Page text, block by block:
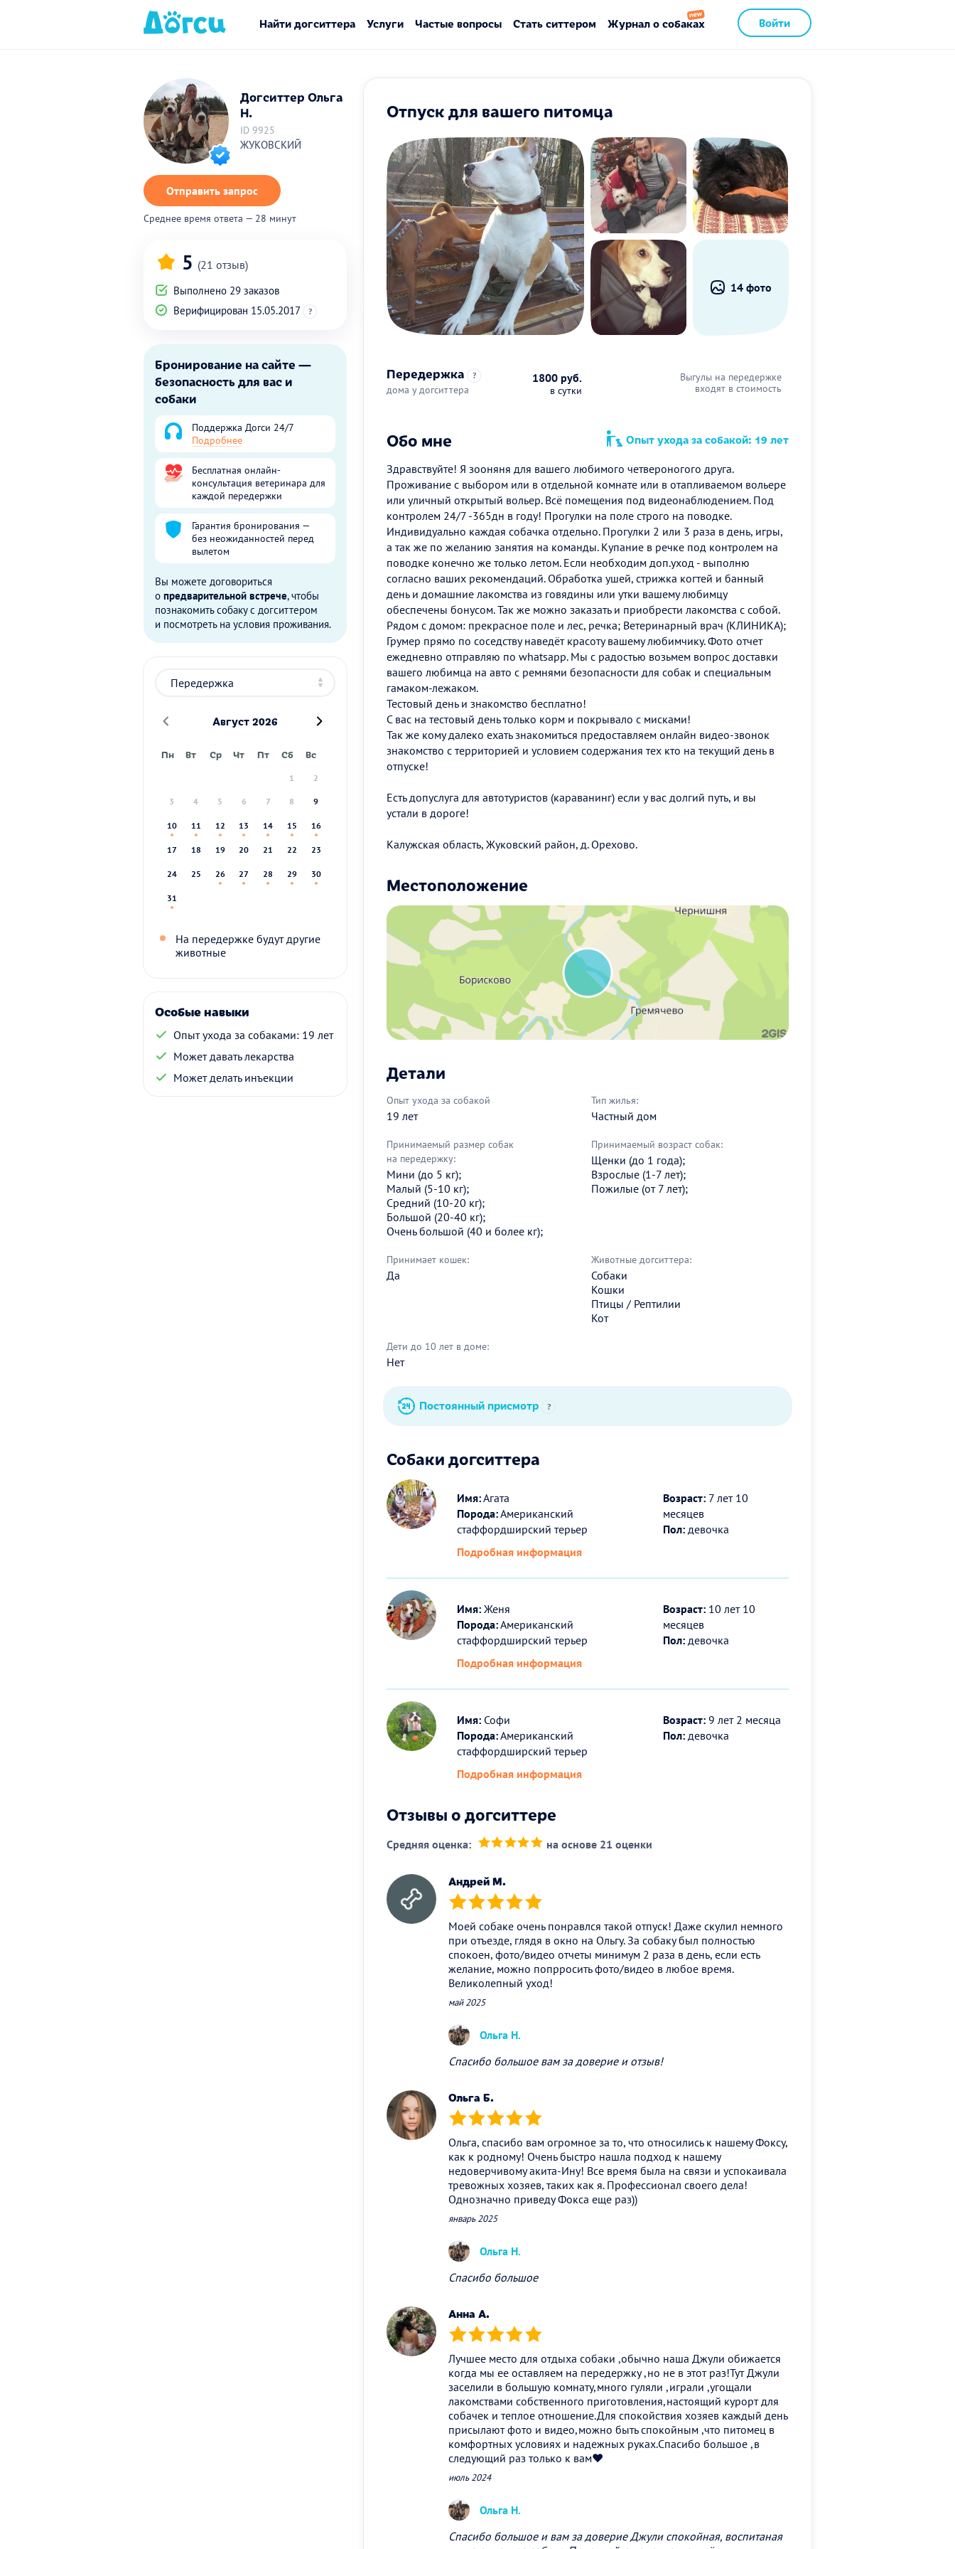
Войти
Найти догситтера Услуги Частые вопросы Стать ситтером Журнал о собаках
Догситтер Ольга
Н.
ID 9925
ЖУКОВСКИЙ
Отправить запрос
Среднее время ответа — 28 минут
5 (21 отзыв)
Выполнено 29 заказов
Верифицирован 15.05.2017
?
Бронирование на сайте —
безопасность для вас и
собаки
Поддержка Догси 24/7
Подробнее
Бесплатная онлайн-
консультация ветеринара для
каждой передержки
Гарантия бронирования —
без неожиданностей перед
вылетом
Вы можете договориться
о предварительной встрече, чтобы
познакомить собаку с догситтером
и посмотреть на условия проживания.
Август 2026
Пн Вт Ср Чт Пт Сб Вс
1 2
3 4 5 6 7 8 9
10 11 12 13 14 15 16
17 18 19 20 21 22 23
24 25 26 27 28 29 30
31
На передержке будут другие
животные
Особые навыки
Опыт ухода за собаками: 19 лет
Может давать лекарства
Может делать инъекции
Отпуск для вашего питомца
14 фото
Передержка ?
дома у догситтера
1800 руб.
в сутки
Выгулы на передержке
входят в стоимость
Обо мне Опыт ухода за собакой: 19 лет
Здравствуйте! Я зооняня для вашего любимого четвероногого друга.
Проживание с выбором или в отдельной комнате или в отапливаемом вольере
или уличный открытый вольер. Всё помещения под видеонаблюдением. Под
контролем 24/7 -365дн в году! Прогулки на поле строго на поводке.
Индивидуально каждая собачка отдельно. Прогулки 2 или 3 раза в день, игры,
а так же по желанию занятия на команды. Купание в речке под контролем на
поводке конечно же только летом. Если необходим доп.уход - выполню
согласно ваших рекомендаций. Обработка ушей, стрижка когтей и банный
день и домашние лакомства из говядины или утки вашему любимцу
обеспечены бонусом. Так же можно заказать и приобрести лакомства с собой.
Рядом с домом: прекрасное поле и лес, речка; Ветеринарный врач (КЛИНИКА);
Грумер прямо по соседству наведёт красоту вашему любимчику. Фото отчет
ежедневно отправляю по whatsapp. Мы с радостью возьмем вопрос доставки
вашего любимца на авто с ремнями безопасности для собак и специальным
гамаком-лежаком.
Тестовый день и знакомство бесплатно!
С вас на тестовый день только корм и покрывало с мисками!
Так же кому далеко ехать знакомиться предоставляем онлайн видео-звонок
знакомство с территорией и условием содержания тех кто на текущий день в
отпуске!
Есть допуслуга для автотуристов (караванинг) если у вас долгий путь, и вы
устали в дороге!
Калужская область, Жуковский район, д. Орехово.
Местоположение
Детали
Опыт ухода за собакой
19 лет
Тип жилья:
Частный дом
Принимаемый размер собак
на передержку:
Мини (до 5 кг);
Малый (5-10 кг);
Средний (10-20 кг);
Большой (20-40 кг);
Очень большой (40 и более кг);
Принимаемый возраст собак:
Щенки (до 1 года);
Взрослые (1-7 лет);
Пожилые (от 7 лет);
Принимает кошек:
Да
Животные догситтера:
Собаки
Кошки
Птицы / Рептилии
Кот
Дети до 10 лет в доме:
Нет
Постоянный присмотр ?
Собаки догситтера
Имя:Агата
Порода:Американский
стаффордширский терьер
Возраст: 7 лет 10
месяцев
Пол: девочка
Подробная информация
Имя: Женя
Порода:Американский
стаффордширский терьер
Возраст: 10 лет 10
месяцев
Пол: девочка
Подробная информация
Имя: Софи
Порода:Американский
стаффордширский терьер
Возраст: 9 лет 2 месяца
Пол: девочка
Подробная информация
Отзывы о догситтере
Средняя оценка: на основе 21 оценки
Андрей М.
(*) (*) (*) (*) (*)
Моей собаке очень понравлся такой отпуск! Даже скулил немного
при отъезде, глядя в окно на Ольгу. За собаку был полностью
спокоен, фото/видео отчеты минимум 2 раза в день, если есть
желание, можно попрросить фото/видео в любое время.
Великолепный уход!
май 2025
Ольга Н.
Спасибо большое вам за доверие и отзыв!
Ольга Б.
(*) (*) (*) (*) (*)
Ольга, спасибо вам огромное за то, что относились к нашему Фоксу,
как к родному! Очень быстро нашла подход к нашему
недоверчивому акита-Ину! Все время была на связи и успокаивала
тревожных хозяев, таких как я. Профессионал своего дела!
Однозначно приведу Фокса еще раз))
январь 2025
Ольга Н.
Спасибо большое
Анна А.
(*) (*) (*) (*) (*)
Лучшее место для отдыха собаки ,обычно наша Джули обижается
когда мы ее оставляем на передержку ,но не в этот раз!Тут Джули
заселили в большую комнату,много гуляли ,играли ,угощали
лакомствами собственного приготовления,настоящий курорт для
собачек и теплое отношение.Для спокойствия хозяев каждый день
присылают фото и видео,можно быть спокойным ,что питомец в
комфортных условиях и надежных руках.Спасибо большое ,в
следующий раз только к вам❤️
июль 2024
Ольга Н.
Спасибо большое и вам за доверие Джули спокойная, воспитаная